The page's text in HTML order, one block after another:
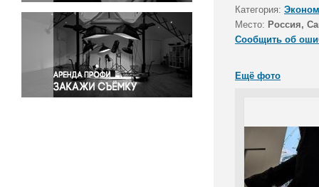
Светская жизнь
Спорт
Экология
Экономика и бизнес
Категория:
Место: Россия,
Сообщить об
Ещё фото